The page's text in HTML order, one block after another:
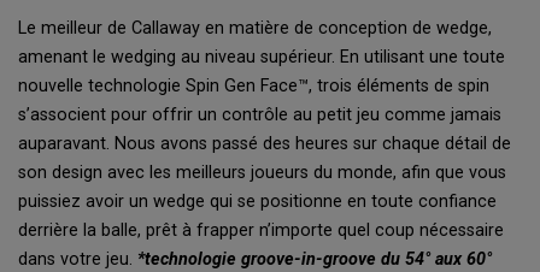
Le meilleur de Callaway en matière de conception de wedge,
amenant le wedging au niveau supérieur. En utilisant une toute
nouvelle technologie Spin Gen Face™, trois éléments de spin
s’associent pour offrir un contrôle au petit jeu comme jamais
auparavant. Nous avons passé des heures sur chaque détail de
son design avec les meilleurs joueurs du monde, afin que vous
puissiez avoir un wedge qui se positionne en toute confiance
derrière la balle, prêt à frapper n’importe quel coup nécessaire
dans votre jeu. *technologie groove-in-groove du 54° aux 60°